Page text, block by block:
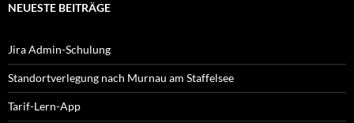
NEUESTE BEITRÄGE
Jira Admin-Schulung
Standortverlegung nach Murnau am Staffelsee
Tarif-Lern-App